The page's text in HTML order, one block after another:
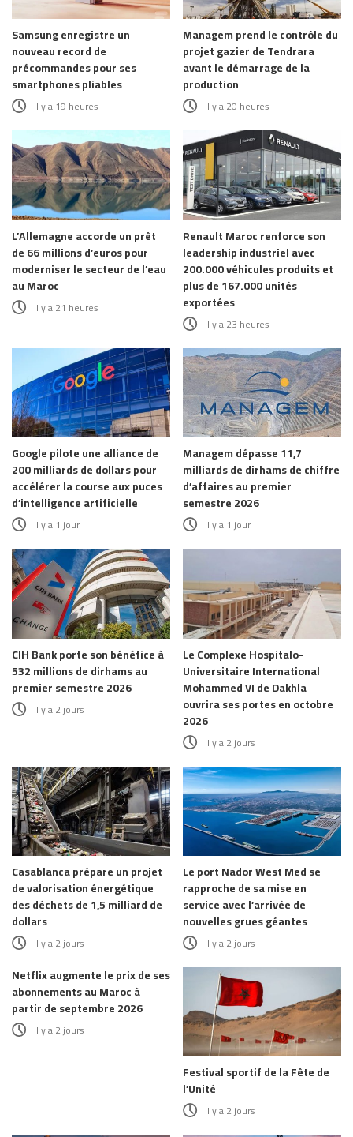
Samsung enregistre un
nouveau record de
précommandes pour ses
smartphones pliables
il y a 19 heures
Managem prend le contrôle du
projet gazier de Tendrara
avant le démarrage de la
production
il y a 20 heures
L’Allemagne accorde un prêt
de 66 millions d’euros pour
moderniser le secteur de l’eau
au Maroc
il y a 21 heures
Renault Maroc renforce son
leadership industriel avec
200.000 véhicules produits et
plus de 167.000 unités
exportées
il y a 23 heures
Google pilote une alliance de
200 milliards de dollars pour
accélérer la course aux puces
d’intelligence artificielle
il y a 1 jour
Managem dépasse 11,7
milliards de dirhams de chiffre
d’affaires au premier
semestre 2026
il y a 1 jour
CIH Bank porte son bénéfice à
532 millions de dirhams au
premier semestre 2026
il y a 2 jours
Le Complexe Hospitalo-
Universitaire International
Mohammed VI de Dakhla
ouvrira ses portes en octobre
2026
il y a 2 jours
Casablanca prépare un projet
de valorisation énergétique
des déchets de 1,5 milliard de
dollars
il y a 2 jours
Le port Nador West Med se
rapproche de sa mise en
service avec l’arrivée de
nouvelles grues géantes
il y a 2 jours
Netflix augmente le prix de ses
abonnements au Maroc à
partir de septembre 2026
il y a 2 jours
Festival sportif de la Fête de
l’Unité
il y a 2 jours